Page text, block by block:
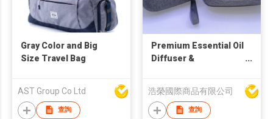
Gray Color and Big
Size Travel Bag
AST Group Co Ltd
查詢
Premium Essential Oil
Diffuser &
浩榮國際商品有限公司
查詢